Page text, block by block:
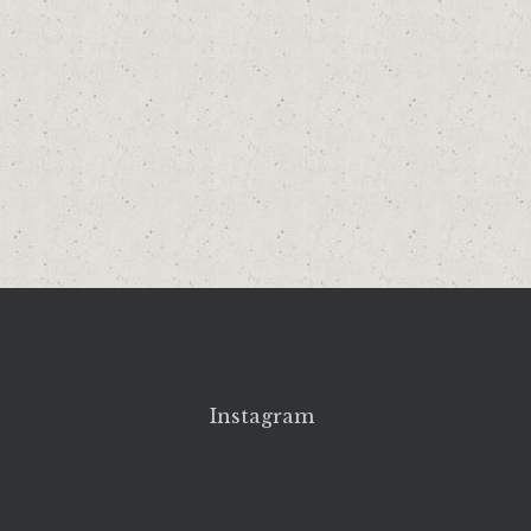
Instagram